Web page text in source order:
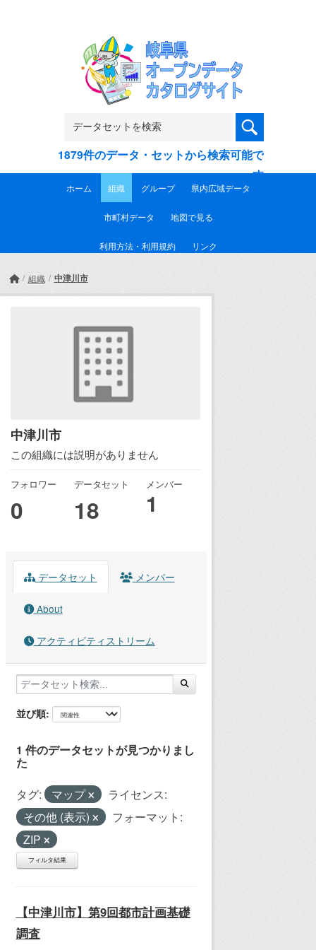
1879件のデータ・セットから検索可能で
す
ホーム 組織 グループ 県内広域データ
市町村データ 地図で見る
利用方法・利用規約 リンク
組織 中津川市
中津川市
この組織には説明がありません
フォロワー
0
データセット
18
メンバー
1
データセット メンバー
About
アクティビティストリーム
並び順
1 件のデータセットが見つかりまし
た
タグ: マップ
ライセンス:
その他 (表示)
フォーマット:
ZIP
フィルタ結果
【中津川市】第9回都市計画基礎
調査